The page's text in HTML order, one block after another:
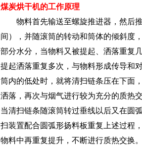
煤炭烘干机的工作原理
物料首先输送至螺旋推进器，然后推
间），并随滚筒的转动和筒体的倾斜度
部分水分，当物料又被提起、洒落重复
提起洒落重复多次，与物料形成传导和
筒内的低处时，就将清扫链条压在下面
洒落，再次与烟气进行较为充分的质热
当清扫链条随滚筒转过垂线以后又在圆
扫装置配合圆弧形扬料板重复上述过程
物料中再重复提升，不断进行质热交换